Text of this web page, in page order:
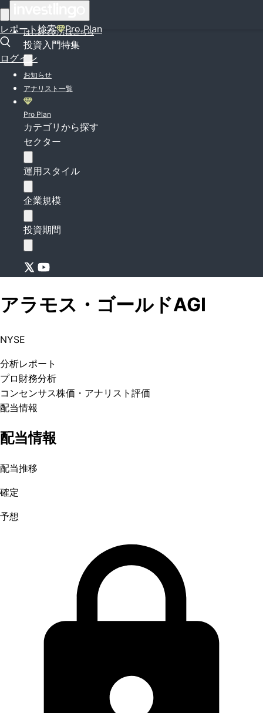
レポート検索 Pro Plan
ログイン
はじめての方はこちら
投資入門特集
お知らせ
アナリスト一覧
Pro Plan
カテゴリから探す
セクター
運用スタイル
企業規模
投資期間
アラモス・ゴールドAGI
NYSE
分析レポート
プロ 財務分析
コンセンサス株価 ・アナリスト評価
配当情報
配当情報
配当推移
確定
予想